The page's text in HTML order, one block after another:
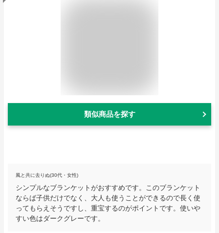
類似商品を探す
風と共に去りぬ(30代・女性)
シンプルなブランケットがおすすめです。このブランケット
ならば子供だけでなく、大人も使うことができるので長く使
ってもらえそうですし、重宝するのがポイントです。使いや
すい色はダークグレーです。